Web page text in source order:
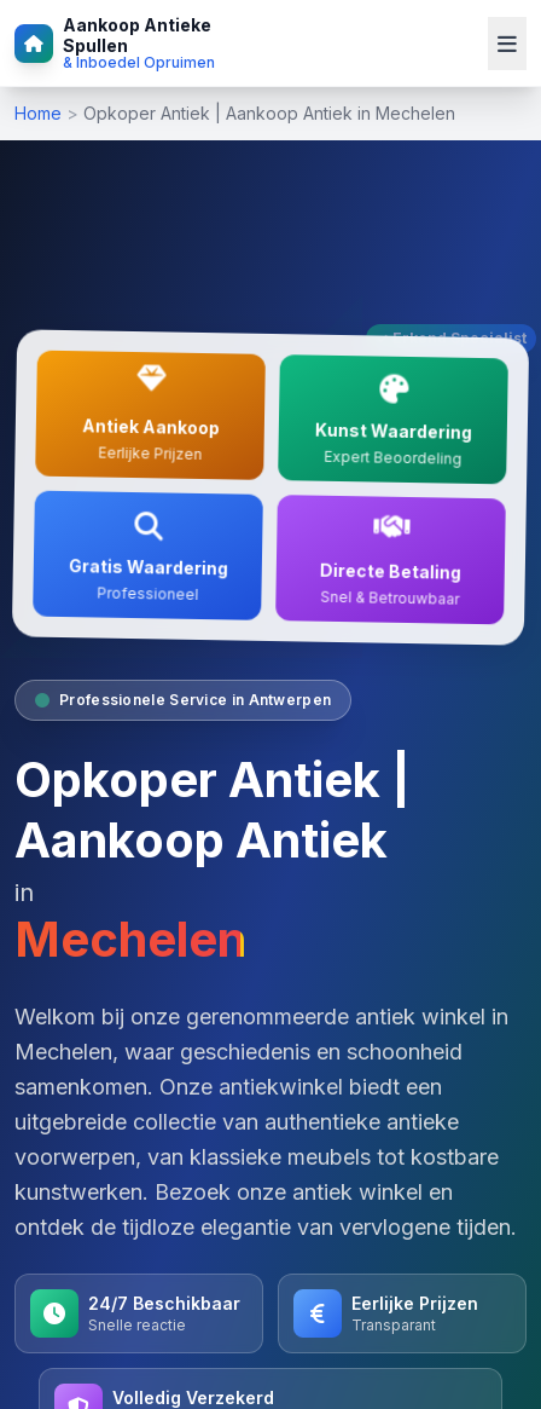
Aankoop Antieke
Spullen
& Inboedel Opruimen
Home > Opkoper Antiek | Aankoop Antiek in Mechelen
Professionele Service in Antwerpen
Opkoper Antiek |
Aankoop Antiek
in
Mechelen
Welkom bij onze gerenommeerde antiek winkel in
Mechelen, waar geschiedenis en schoonheid
samenkomen. Onze antiekwinkel biedt een
uitgebreide collectie van authentieke antieke
voorwerpen, van klassieke meubels tot kostbare
kunstwerken. Bezoek onze antiek winkel en
ontdek de tijdloze elegantie van vervlogene tijden.
24/7 Beschikbaar
Snelle reactie
Eerlijke Prijzen
Transparant
Volledig Verzekerd
Antiek Aankoop
Eerlijke Prijzen
Kunst Waardering
Expert Beoordeling
Gratis Waardering
Professioneel
Directe Betaling
Snel & Betrouwbaar
✓ Erkend Specialist